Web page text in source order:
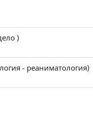
)
- реаниматология)